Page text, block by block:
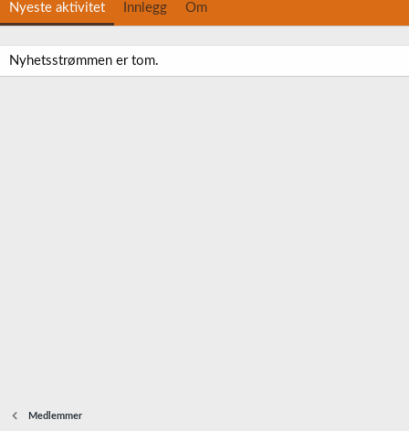
Nyeste aktivitet Innlegg Om
Nyhetsstrømmen er tom.
Medlemmer